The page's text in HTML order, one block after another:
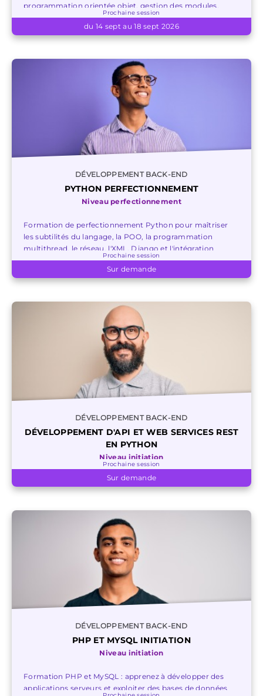
programmation orientée objet, gestion des modules,
multi threading, création d'applications professionnelles.
Prochaine session
du 14 sept au 18 sept 2026
DÉVELOPPEMENT BACK-END
PYTHON PERFECTIONNEMENT
Niveau perfectionnement
Formation de perfectionnement Python pour maîtriser
les subtilités du langage, la POO, la programmation
multithread, le réseau, l'XML, Django et l'intégration
Python/C et Python/Java.
Prochaine session
Sur demande
DÉVELOPPEMENT BACK-END
DÉVELOPPEMENT D'API ET WEB SERVICES REST
EN PYTHON
Niveau initiation
Prochaine session
Sur demande
DÉVELOPPEMENT BACK-END
PHP ET MYSQL INITIATION
Niveau initiation
Formation PHP et MySQL : apprenez à développer des
applications serveurs et exploiter des bases de données